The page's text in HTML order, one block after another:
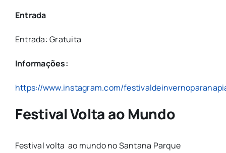
Entrada
Entrada: Gratuita
Informações:
https://www.instagram.com/
Festival Volta ao Mundo
Festival volta ao mundo no Santana Parque